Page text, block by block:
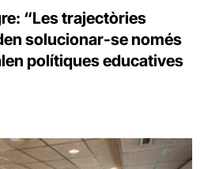
“Les trajectòries
solucionar-se només
polítiques educatives